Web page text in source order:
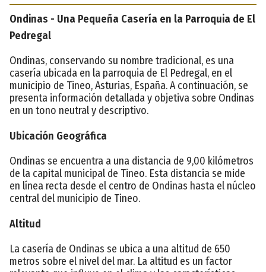
Ondinas - Una Pequeña Casería en la Parroquia de El
Pedregal
Ondinas, conservando su nombre tradicional, es una
casería ubicada en la parroquia de El Pedregal, en el
municipio de Tineo, Asturias, España. A continuación, se
presenta información detallada y objetiva sobre Ondinas
en un tono neutral y descriptivo.
Ubicación Geográfica
Ondinas se encuentra a una distancia de 9,00 kilómetros
de la capital municipal de Tineo. Esta distancia se mide
en línea recta desde el centro de Ondinas hasta el núcleo
central del municipio de Tineo.
Altitud
La casería de Ondinas se ubica a una altitud de 650
metros sobre el nivel del mar. La altitud es un factor